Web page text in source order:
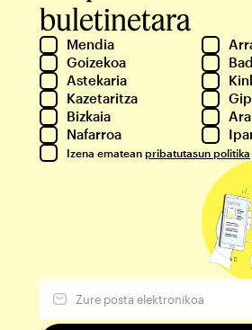
buletinetara
Mendia
Goizekoa
Astekaria
Kazetaritza
Bizkaia
Nafarroa
Izena ematean pribatutasun politika